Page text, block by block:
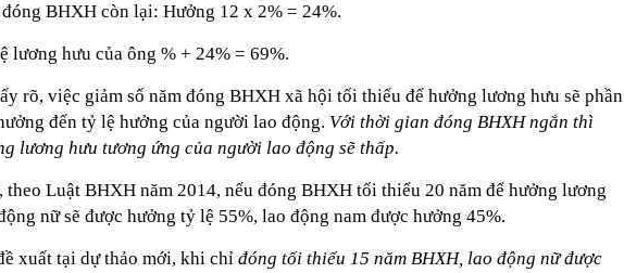
BHXH còn lại: Hưởng 12 x 2% = 24%.
lương hưu của ông % + 24% = 69%.
rõ, việc giảm số năm đóng BHXH xã hội tối thiểu để hưởng lương hưu sẽ phần
đến tỷ lệ hưởng của người lao động. Với thời gian đóng BHXH ngắn thì
lương hưu tương ứng của người lao động sẽ thấp.
theo Luật BHXH năm 2014, nếu đóng BHXH tối thiểu 20 năm để hưởng lương
nữ sẽ được hưởng tỷ lệ 55%, lao động nam được hưởng 45%.
xuất tại dự thảo mới, khi chỉ đóng tối thiểu 15 năm BHXH, lao động nữ được